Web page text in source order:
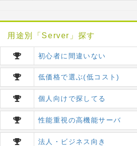
用途別「Server」探す
初心者に間違いない
低価格で選ぶ(低コスト)
個人向けで探してる
性能重視の高機能サーバ
法人・ビジネス向き